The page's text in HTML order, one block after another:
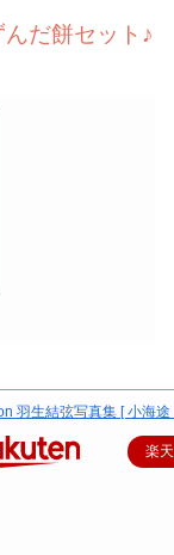
だ餅セット♪
羽生結弦写真集 [ 小海途
楽